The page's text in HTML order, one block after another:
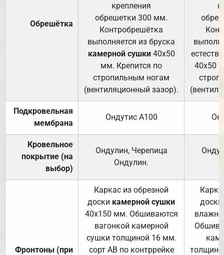
Обрешётка
крепления
обрешетки 300 мм.
Контробрешётка
выполняется из бруска
камерной сушки40х50
мм. Крепится по
стропильным ногам
(вентиляционный зазор).
40х50
Подкровельная
мембрана
Ондутис А100
Кровельное
покрытие (на
выбор)
Ондулин, Черепица
Ондулин.
Фронтоны (при
Каркас из обрезной
доски камерной сушки
40х150 мм. Обшиваются
вагонкой камерной
сушки толщиной 16 мм.
сорт АВ по контррейке
доски